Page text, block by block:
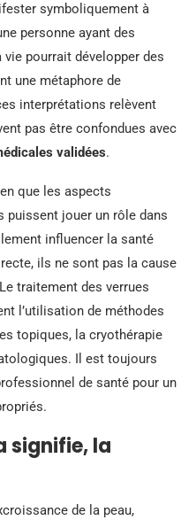
symboliquement à
personne ayant des
pourrait développer des
une métaphore de
interprétations relèvent
pas être confondues avec
validées.
que les aspects
jouer un rôle dans
influencer la santé
ils ne sont pas la cause
traitement des verrues
l’utilisation de méthodes
topiques, la cryothérapie
Il est toujours
de santé pour un
signifie, la
de la peau,